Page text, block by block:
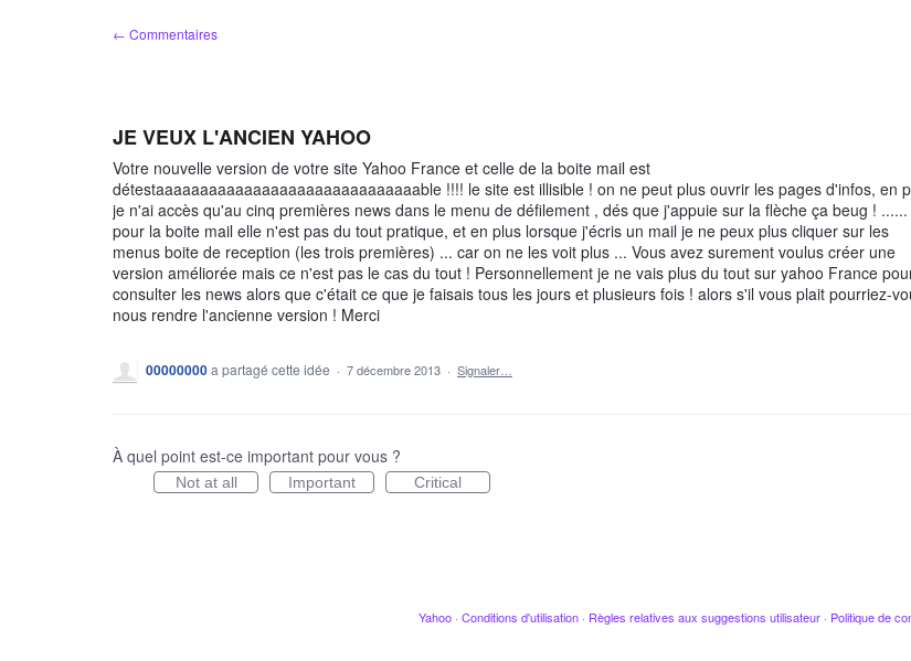
← Commentaires
JE VEUX L'ANCIEN YAHOO
Votre nouvelle version de votre site Yahoo France et celle de la boite mail est
détestaaaaaaaaaaaaaaaaaaaaaaaaaaaaaable !!!! le site est illisible ! on ne peut plus ouvrir les pages d'infos, en
je n'ai accès qu'au cinq premières news dans le menu de défilement , dés que j'appuie sur la flèche ça beug ! ......
pour la boite mail elle n'est pas du tout pratique, et en plus lorsque j'écris un mail je ne peux plus cliquer sur les
menus boite de reception (les trois premières) ... car on ne les voit plus ... Vous avez surement voulus créer une
version améliorée mais ce n'est pas le cas du tout ! Personnellement je ne vais plus du tout sur yahoo France
consulter les news alors que c'était ce que je faisais tous les jours et plusieurs fois ! alors s'il vous plait pourriez-
nous rendre l'ancienne version ! Merci
00000000a partagé cette idée · 7 décembre 2013 · Signaler…
À quel point est-ce important pour vous ?
Not at all Important Critical
Yahoo · Conditions d'utilisation · Règles relatives aux suggestions utilisateur · Politique de